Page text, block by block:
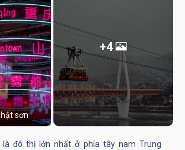
sơn
+4
là đô thị lớn nhất ở phía tây nam Trung